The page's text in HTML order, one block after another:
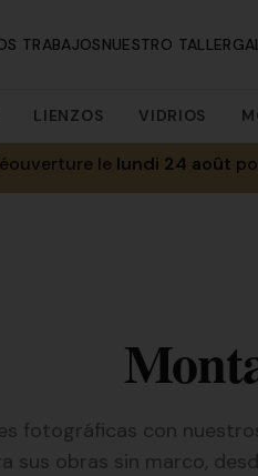
TRABAJOSNUESTRO TALLER
LIENZOS VIDRIOS
le lundi 24 août
fotográficas con
sus obras sin marco,